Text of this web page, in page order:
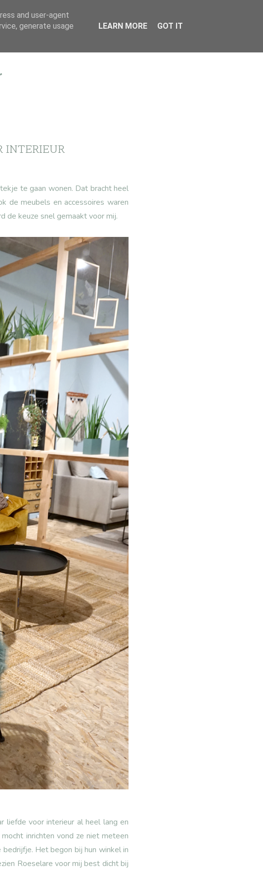
INTERIEUR
te gaan wonen. Dat bracht heel
de meubels en accessoires waren
de keuze snel gemaakt voor mij.
liefde voor interieur al heel lang en
inrichten vond ze niet meteen
Het begon bij hun winkel in
Roeselare voor mij best dicht bij
and user-agent
generate usage
LEARN MORE GOT IT